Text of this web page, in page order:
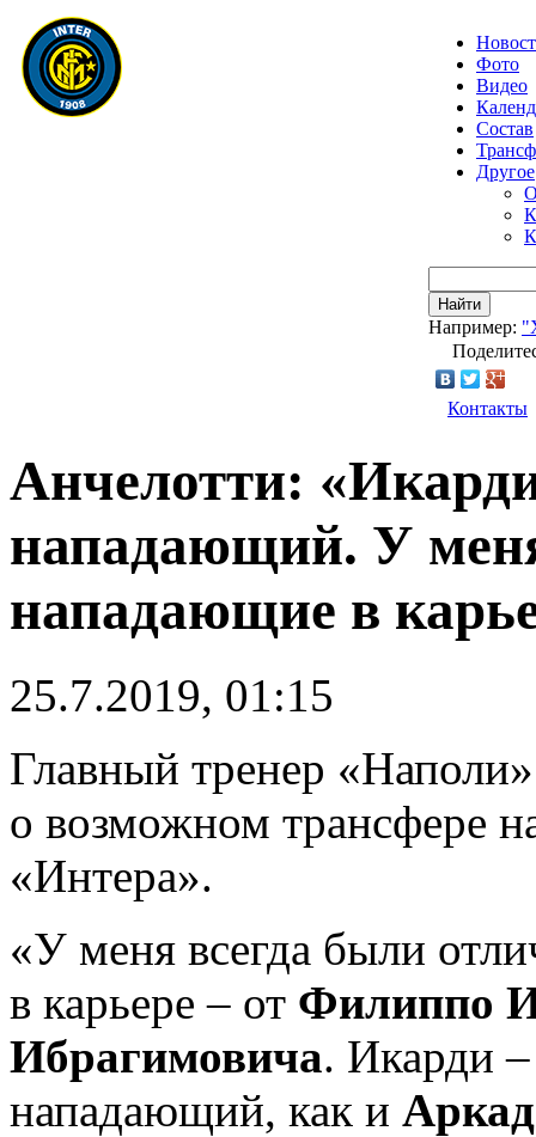
Фото
Видео
Состав
Другое
Найти
Например:
Контакты
Анчелотти:
нападающий. У
нападающие в
25.7.2019, 01:15
Главный тренер
о возможном трансфере
«Интера».
«У меня всегда были
в карьере – от Филиппо
Ибрагимовича. Икарди
нападающий, как и